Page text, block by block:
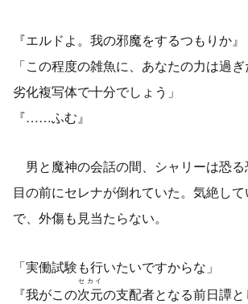
『エルドよ。我の邪魔をするつもりか』
「この程度の雑魚に、あなたの力は過
劣化複写体で十分でしょう」
『……ふむ』
男と魔神の会話の間、シャリーは恐る
目の前にセレナが倒れていた。気絶し
で、外傷も見当たらない。
「実働試験も行いたいですからな」
『我がこの次元
セカイ
の支配者となる前日譚